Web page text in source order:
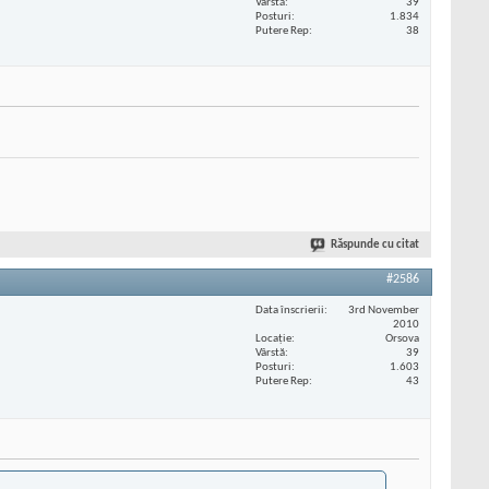
Vârstă
39
Posturi
1.834
Putere Rep
38
Răspunde cu citat
#2586
Data înscrierii
3rd November
2010
Locaţie
Orsova
Vârstă
39
Posturi
1.603
Putere Rep
43